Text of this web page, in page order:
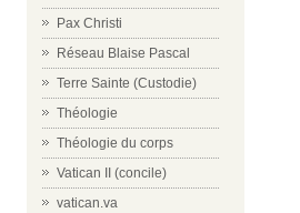
Pax Christi
Réseau Blaise Pascal
Terre Sainte (Custodie)
Théologie
Théologie du corps
Vatican II (concile)
vatican.va